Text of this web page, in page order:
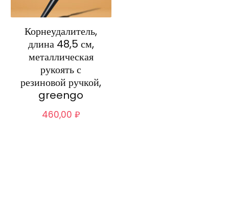
Корнеудалитель,
длина 48,5 см,
металлическая
рукоять с
резиновой ручкой,
greengo
460,00 ₽